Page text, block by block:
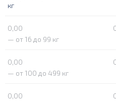
кг
0,00
— от 16 до 99 кг
0,00
— от 100 до 499 кг
0,00